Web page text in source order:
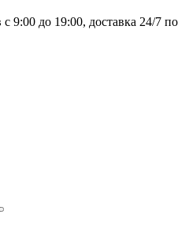
9:00 до 19:00, доставка 24/7 по